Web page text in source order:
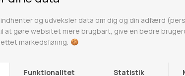
er et mærke der har fokus på luksuriøse og
varer. Mærket er skabt til den moderne og
kvinde. Den skandinaviske enkelthed
få iøjnefaldende detaljer skaber et traditionelt